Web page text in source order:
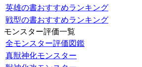
英雄の書おすすめランキング
戦型の書おすすめランキング
モンスター評価一覧
全モンスター評価図鑑
真獣神化モンスター